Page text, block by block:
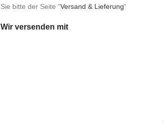
Sie bitte der Seite “Versand & Lieferung“
Wir versenden mit